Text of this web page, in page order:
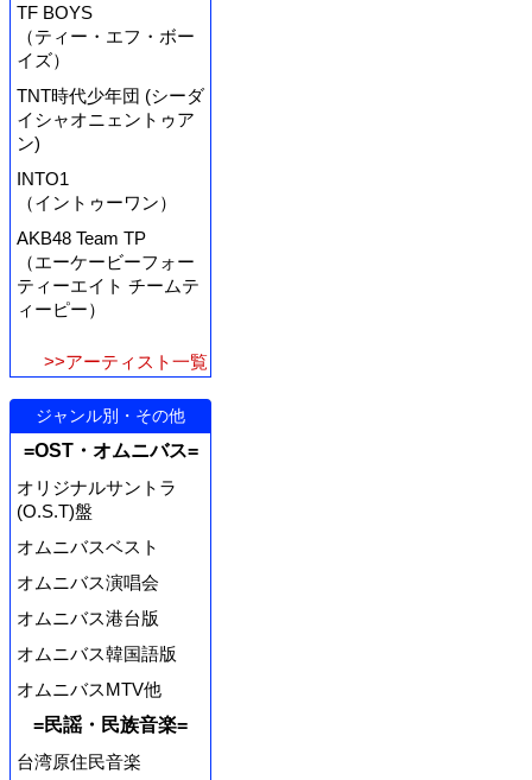
TF BOYS
（ティー・エフ・ボー
イズ）
TNT時代少年団 (シーダ
イシャオニェントゥア
ン)
INTO1
（イントゥーワン）
AKB48 Team TP
（エーケービーフォー
ティーエイト チームテ
ィーピー）
>>アーティスト一覧
ジャンル別・その他
=OST・オムニバス=
オリジナルサントラ
(O.S.T)盤
オムニバスベスト
オムニバス演唱会
オムニバス港台版
オムニバス韓国語版
オムニバスMTV他
=民謡・民族音楽=
台湾原住民音楽